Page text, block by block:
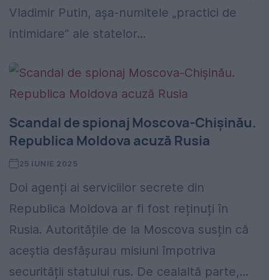
Vladimir Putin, așa-numitele „practici de
intimidare” ale statelor...
Scandal de spionaj Moscova-Chișinău.
Republica Moldova acuză Rusia
25 IUNIE 2025
Doi agenți ai serviciilor secrete din
Republica Moldova ar fi fost reținuți în
Rusia. Autoritățile de la Moscova susțin că
aceștia desfășurau misiuni împotriva
securității statului rus. De cealaltă parte,...